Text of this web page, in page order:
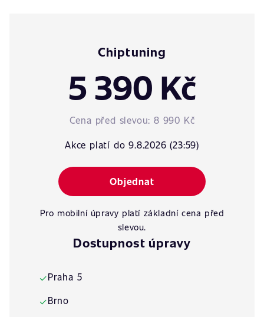
Chiptuning
5 390 Kč
Cena před slevou: 8 990 Kč
Akce platí do 9.8.2026 (23:59)
Objednat
Pro mobilní úpravy platí základní cena před
slevou.
Dostupnost úpravy
✓Praha 5
✓Brno